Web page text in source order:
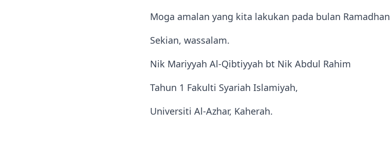
Moga amalan yang kita lakukan pada bulan
Sekian, wassalam.
Nik Mariyyah Al-Qibtiyyah bt Nik Abdul Rahim
Tahun 1 Fakulti Syariah Islamiyah,
Universiti Al-Azhar, Kaherah.